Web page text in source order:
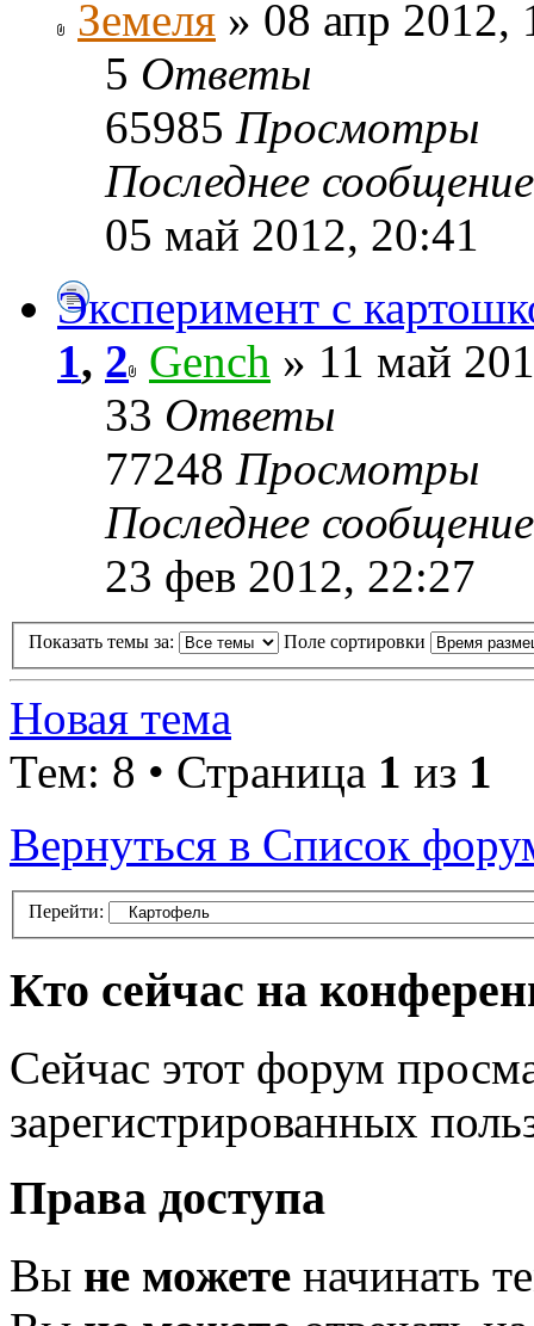
Земеля » 08 апр 2012,
5 Ответы
65985 Просмотры
Последнее
05 май 2012, 20:41
Эксперимент с
1, 2 Gench » 11 май
33 Ответы
77248 Просмотры
Последнее
23 фев 2012, 22:27
Показать темы за: Поле сортировки
Новая тема
Тем: 8 • Страница 1 из 1
Вернуться в Список
Перейти:
Кто сейчас на
Сейчас этот форум
зарегистрированных
Права доступа
Вы не можете начинать